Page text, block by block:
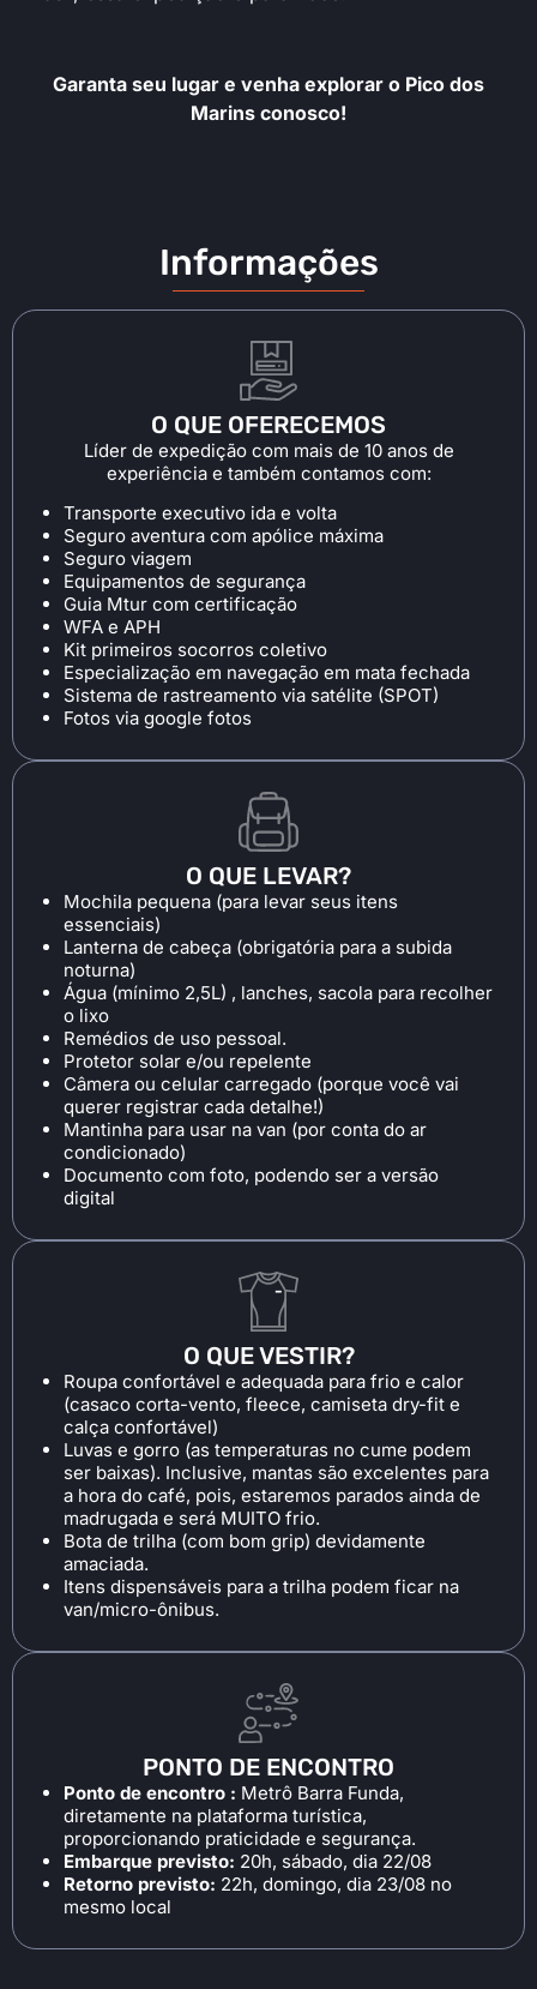
Garanta seu lugar e venha explorar o Pico dos
Marins conosco!
Informações
O QUE OFERECEMOS
Líder de expedição com mais de 10 anos de
experiência e também contamos com:
Transporte executivo ida e volta
Seguro aventura com apólice máxima
Seguro viagem
Equipamentos de segurança
Guia Mtur com certificação
WFA e APH
Kit primeiros socorros coletivo
Especialização em navegação em mata fechada
Sistema de rastreamento via satélite (SPOT)
Fotos via google fotos
O QUE LEVAR?
Mochila pequena (para levar seus itens
essenciais)
Lanterna de cabeça (obrigatória para a subida
noturna)
Água (mínimo 2,5L) , lanches, sacola para recolher
o lixo
Remédios de uso pessoal.
Protetor solar e/ou repelente
Câmera ou celular carregado (porque você vai
querer registrar cada detalhe!)
Mantinha para usar na van (por conta do ar
condicionado)
Documento com foto, podendo ser a versão
digital
O QUE VESTIR?
Roupa confortável e adequada para frio e calor
(casaco corta-vento, fleece, camiseta dry-fit e
calça confortável)
Luvas e gorro (as temperaturas no cume podem
ser baixas). Inclusive, mantas são excelentes para
a hora do café, pois, estaremos parados ainda de
madrugada e será MUITO frio.
Bota de trilha (com bom grip) devidamente
amaciada.
Itens dispensáveis para a trilha podem ficar na
van/micro-ônibus.
PONTO DE ENCONTRO
Ponto de encontro : Metrô Barra Funda,
diretamente na plataforma turística,
proporcionando praticidade e segurança.
Embarque previsto: 20h, sábado, dia 22/08
Retorno previsto: 22h, domingo, dia 23/08 no
mesmo local